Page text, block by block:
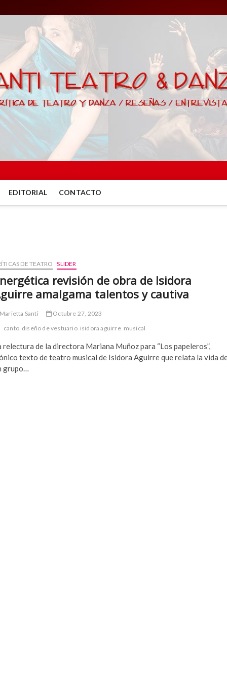
EDITORIAL CONTACTO
DE TEATRO SLIDER
revisión de obra de Isidora
amalgama talentos y cautiva
Santi
Octubre 27, 2023
canto diseño de vestuario isidora aguirre musical
relectura de la directora Mariana Muñoz para “Los papeleros”,
texto de teatro musical de Isidora Aguirre que relata la vida
grupo…